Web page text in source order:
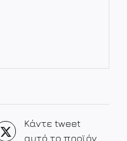
Κάντε tweet
αυτό το προϊόν